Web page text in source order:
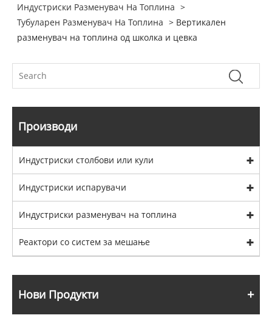
Индустриски Разменувач На Топлина >
Тубуларен Разменувач На Топлина > Вертикален
разменувач на топлина од школка и цевка
Производи
Индустриски столбови или кули
Индустриски испарувачи
Индустриски разменувач на топлина
Реактори со систем за мешање
Нови Продукти